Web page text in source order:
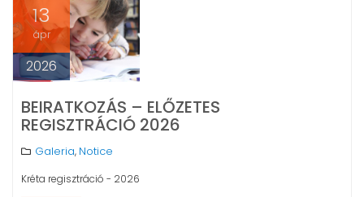
13
ápr
2026
BEIRATKOZÁS – ELŐZETES
REGISZTRÁCIÓ 2026
Galeria, Notice
Kréta regisztráció - 2026